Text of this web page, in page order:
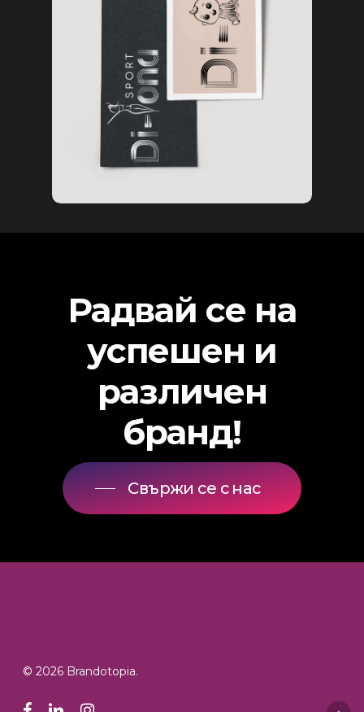
Радвай се на
успешен и
различен
бранд!
Свържи се с нас
© 2026 Brandotopia.
facebooklinkedininstagram